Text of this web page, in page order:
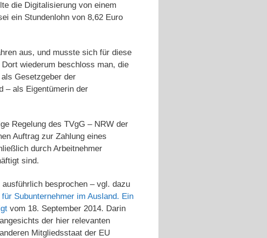
die Digitalisierung von einem
ein Stundenlohn von 8,62 Euro
aus, und musste sich für diese
wiederum beschloss man, die
Gesetzgeber der
– als Eigentümerin der
Regelung des TVgG – NRW der
Auftrag zur Zahlung eines
durch Arbeitnehmer
sind.
besprochen – vgl. dazu
Subunternehmer im Ausland. Ein
vom 18. September 2014. Darin
der hier relevanten
Mitgliedsstaat der EU